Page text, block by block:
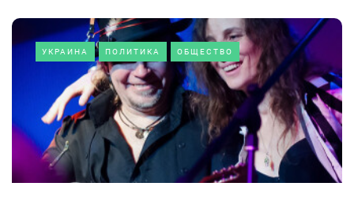
УКРАИНА ПОЛИТИКА ОБЩЕСТВО